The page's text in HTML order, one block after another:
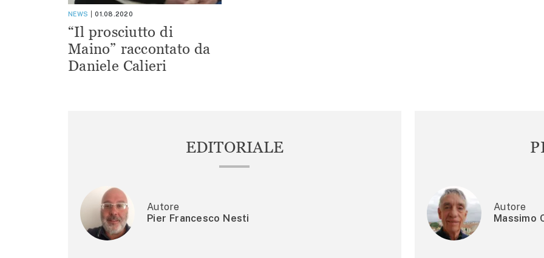
NEWS 01.08.2020
“Il prosciutto di
Maino” raccontato da
Daniele Calieri
EDITORIALE
Autore
Pier Francesco Nesti
Autore
Massimo